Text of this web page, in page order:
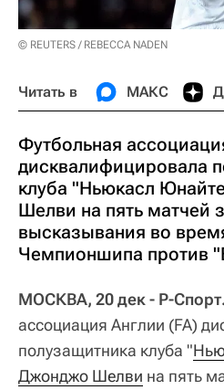
© REUTERS / REBECCA NADEN
Читать в МАКС
Футбольная
дисквалифицировала
клуба "Ньюкасл
Шелви на пять матчей
высказывания во
Чемпионшипа против
МОСКВА, 20 дек - Р-
ассоциация Англии (FA)
полузащитника клуба "
Джонджо Шелви на пять